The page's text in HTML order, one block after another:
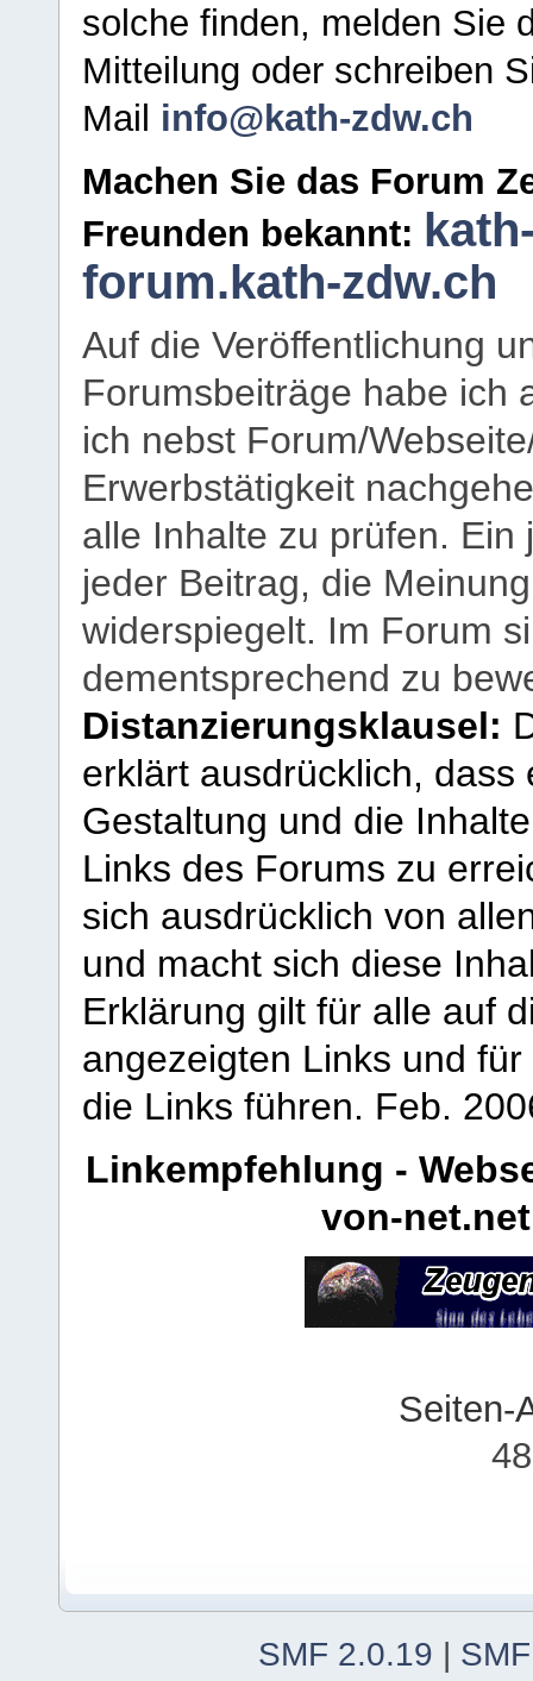
solche finden, melden Sie
Mitteilung oder schreiben
Mail info@kath-zdw.ch
Machen Sie das Forum
Freunden bekannt:
forum.kath-zdw.ch
Auf die Veröffentlichung
Forumsbeiträge habe ich
ich nebst Forum/
Erwerbstätigkeit
alle Inhalte zu prüfen.
jeder Beitrag, die
widerspiegelt. Im Forum
dementsprechend zu
Distanzierungsklausel:
erklärt ausdrücklich,
Gestaltung und die
Links des Forums zu
sich ausdrücklich von
und macht sich diese
Erklärung gilt für alle auf
angezeigten Links und
die Links führen. Feb.
Linkempfehlung -
von-net.net
Seiten-
SMF 2.0.19 |